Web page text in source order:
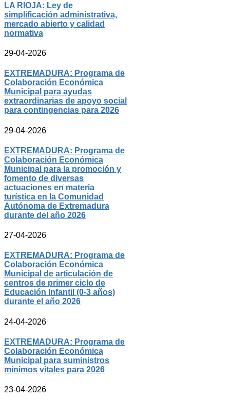
LA RIOJA: Ley de
simplificación administrativa,
mercado abierto y calidad
normativa
29-04-2026
EXTREMADURA: Programa de
Colaboración Económica
Municipal para ayudas
extraordinarias de apoyo social
para contingencias para 2026
29-04-2026
EXTREMADURA: Programa de
Colaboración Económica
Municipal para la promoción y
fomento de diversas
actuaciones en materia
turística en la Comunidad
Autónoma de Extremadura
durante del año 2026
27-04-2026
EXTREMADURA: Programa de
Colaboración Económica
Municipal de articulación de
centros de primer ciclo de
Educación Infantil (0-3 años)
durante el año 2026
24-04-2026
EXTREMADURA: Programa de
Colaboración Económica
Municipal para suministros
mínimos vitales para 2026
23-04-2026